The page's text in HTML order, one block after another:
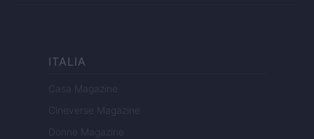
ITALIA
Casa Magazine
Cineverse Magazine
Donne Magazine